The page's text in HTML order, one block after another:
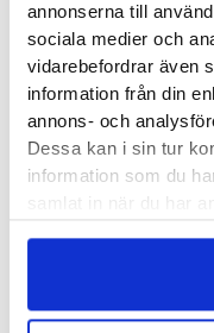
annonserna till
sociala medier och
vidarebefordrar även
information från din
annons- och
Dessa kan i sin tur
information som du
samlat in när du har
Butiker: Umeå
Recensioner